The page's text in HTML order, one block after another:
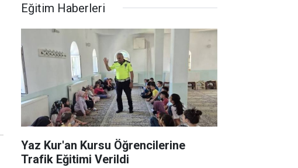
Eğitim Haberleri
Yaz Kur'an Kursu Öğrencilerine
Trafik Eğitimi Verildi